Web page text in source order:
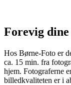
Forevig
Hos Børne-Foto er
ca. 15 min. fra
hjem. Fotograferne
billedkvaliteten er i